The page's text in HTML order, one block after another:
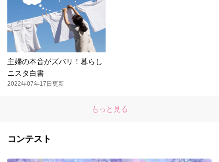
主婦の本音がズバリ！暮らし
ニスタ白書
2022年07年17日更新
もっと見る
コンテスト